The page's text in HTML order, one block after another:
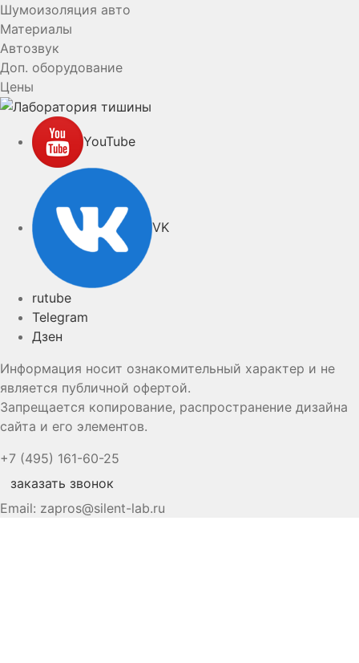
Шумоизоляция авто
Материалы
Автозвук
Доп. оборудование
Цены
YouTube
VK
rutube
Telegram
Дзен
Информация носит ознакомительный характер и не
является публичной офертой.
Запрещается копирование, распространение дизайна
сайта и его элементов.
+7 (495) 161-60-25
заказать звонок
Email: zapros@silent-lab.ru